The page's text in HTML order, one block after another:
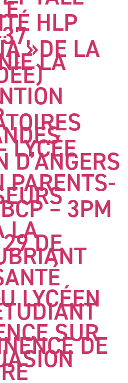
HLP
»DE LA
LA
LYCÉE
D’ANGERS
PARENTS-
– 3PM
LADE
LYCÉEN
SUR
DE